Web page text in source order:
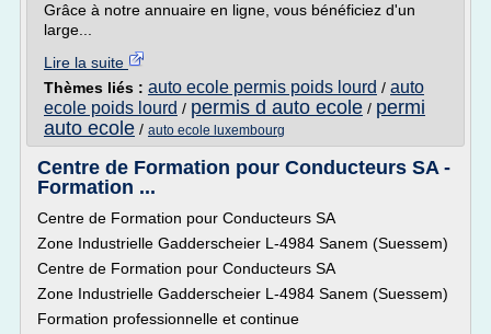
Grâce à notre annuaire en ligne, vous bénéficiez d'un
large...
Lire la suite
Thèmes liés : auto ecole permis poids lourd / auto
ecole poids lourd / permis d auto ecole / permi
auto ecole / auto ecole luxembourg
Centre de Formation pour Conducteurs SA -
Formation ...
Centre de Formation pour Conducteurs SA
Zone Industrielle Gadderscheier L-4984 Sanem (Suessem)
Centre de Formation pour Conducteurs SA
Zone Industrielle Gadderscheier L-4984 Sanem (Suessem)
Formation professionnelle et continue